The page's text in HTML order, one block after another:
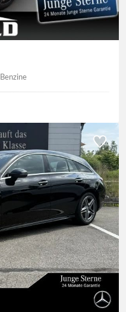
Benzine